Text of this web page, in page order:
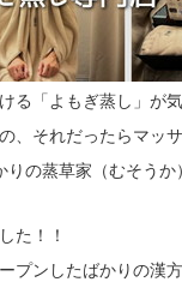
る「よもぎ蒸し」が
、それだったらマッ
の蒸草家（むそう
た！！
プンしたばかりの漢